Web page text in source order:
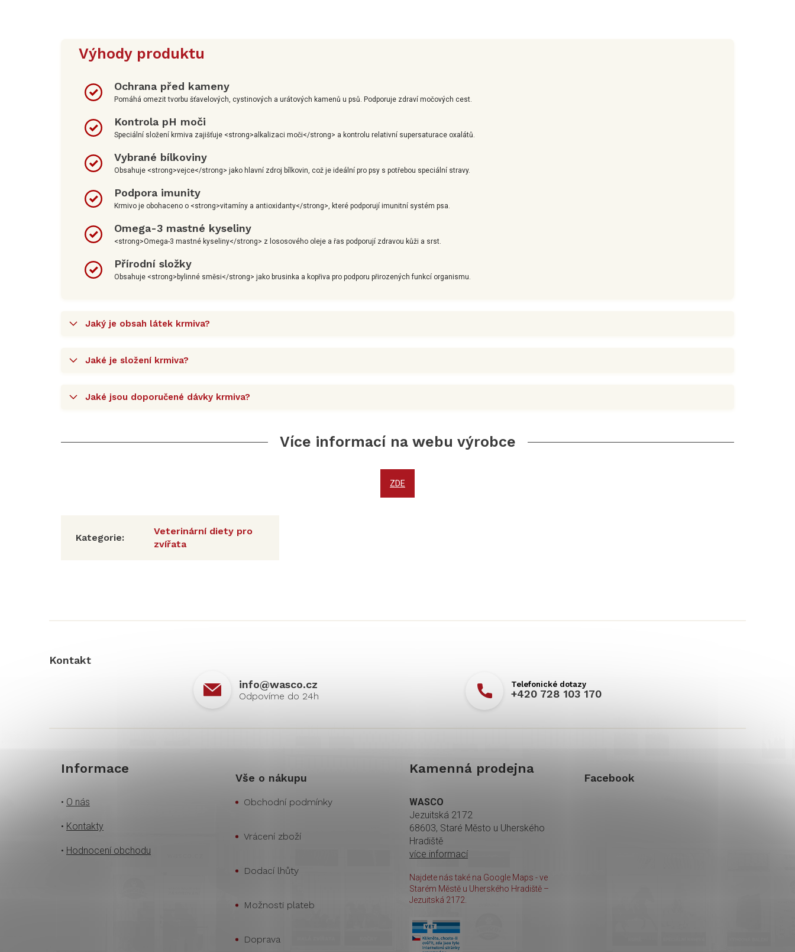
Výhody produktu
Ochrana před kameny
Pomáhá omezit tvorbu šťavelových, cystinových a urátových kamenů u psů. Podporuje zdraví močových cest.
Kontrola pH moči
Speciální složení krmiva zajišťuje <strong>alkalizaci moči</strong> a kontrolu relativní supersaturace oxalátů.
Vybrané bílkoviny
Obsahuje <strong>vejce</strong> jako hlavní zdroj bílkovin, což je ideální pro psy s potřebou speciální stravy.
Podpora imunity
Krmivo je obohaceno o <strong>vitamíny a antioxidanty</strong>, které podporují imunitní systém psa.
Omega-3 mastné kyseliny
<strong>Omega-3 mastné kyseliny</strong> z lososového oleje a řas podporují zdravou kůži a srst.
Přírodní složky
Obsahuje <strong>bylinné směsi</strong> jako brusinka a kopřiva pro podporu přirozených funkcí organismu.
Jaký je obsah látek krmiva?
Jaké je složení krmiva?
Jaké jsou doporučené dávky krmiva?
Více informací na webu výrobce
ZDE
Kategorie:
Veterinární diety pro
zvířata
Kontakt
info@wasco.cz
+420 728 103 170
Informace
• O nás
• Kontakty
• Hodnocení obchodu
Vše o nákupu
Obchodní podmínky
Vrácení zboží
Dodací lhůty
Možnosti plateb
Doprava
Kamenná prodejna
WASCO
Jezuitská 2172
68603, Staré Město u Uherského
Hradiště
více informací
Najdete nás také na Google Maps - ve
Starém Městě u Uherského Hradiště –
Jezuitská 2172.
Facebook